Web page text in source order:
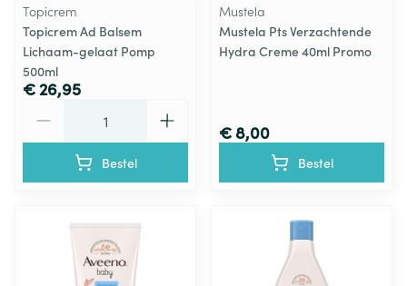
Topicrem
Topicrem Ad Balsem
Lichaam-gelaat Pomp
500ml
€ 26,95
Bestel
Mustela
Mustela Pts Verzachtende
Hydra Creme 40ml Promo
€ 8,00
Bestel